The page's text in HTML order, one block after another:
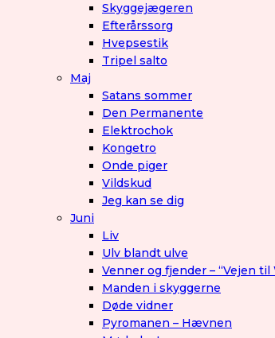
Skyggejægeren
Efterårssorg
Hvepsestik
Tripel salto
Maj
Satans sommer
Den Permanente
Elektrochok
Kongetro
Onde piger
Vildskud
Jeg kan se dig
Juni
Liv
Ulv blandt ulve
Venner og fjender – “Vejen
Manden i skyggerne
Døde vidner
Pyromanen – Hævnen